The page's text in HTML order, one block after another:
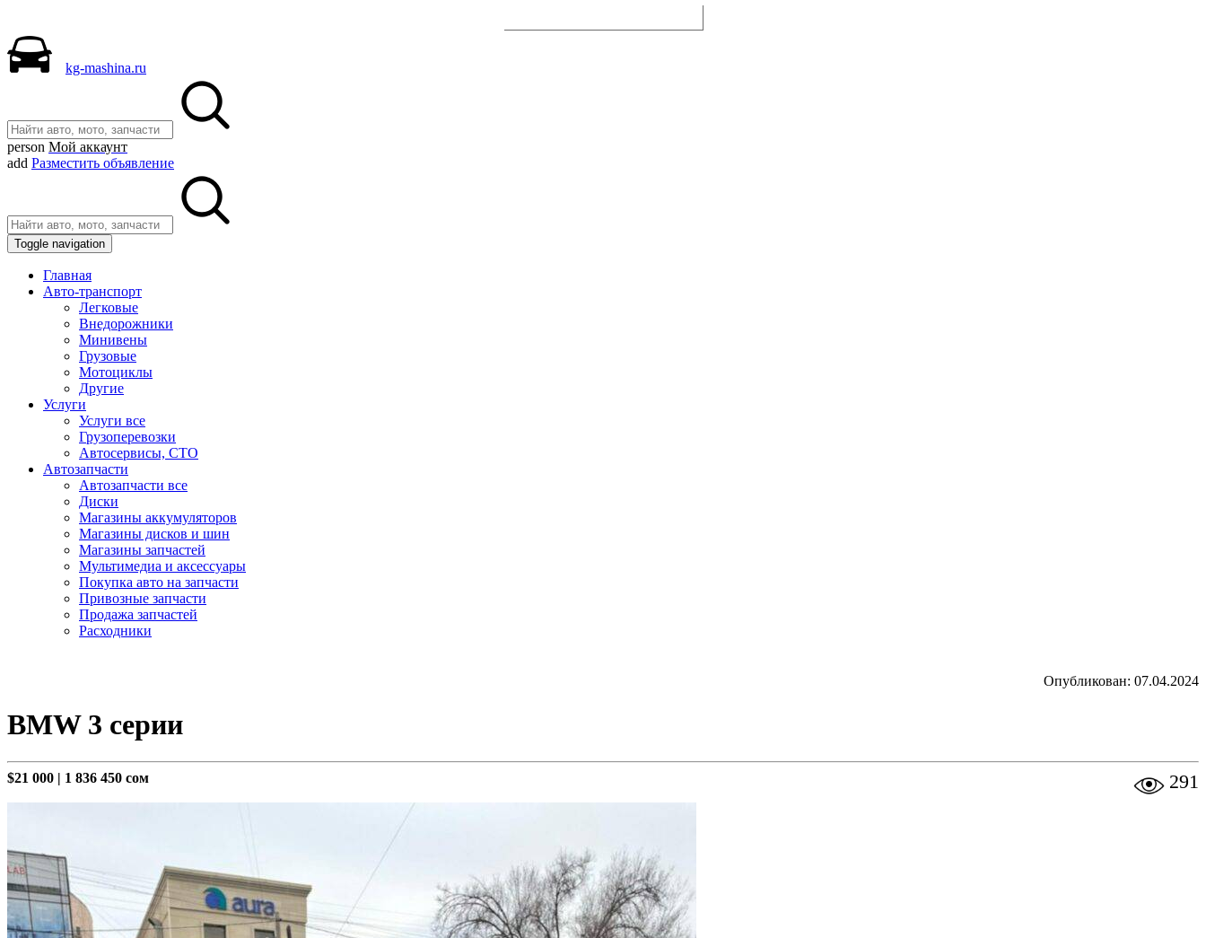
kg-mashina.ru
person Мой аккаунт
add Разместить объявление
Toggle navigation
Главная
Авто-транспорт
Легковые
Внедорожники
Минивены
Грузовые
Мотоциклы
Другие
Услуги
Услуги все
Грузоперевозки
Автосервисы, СТО
Автозапчасти
Автозапчасти все
Диски
Магазины аккумуляторов
Магазины дисков и шин
Магазины запчастей
Мультимедиа и аксессуары
Покупка авто на запчасти
Привозные запчасти
Продажа запчастей
Расходники
Опубликован: 07.04.2024
BMW 3 серии
$21 000 | 1 836 450 сом 291